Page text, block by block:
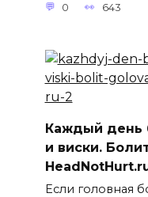
0 643
Каждый день
и виски.
Если головная